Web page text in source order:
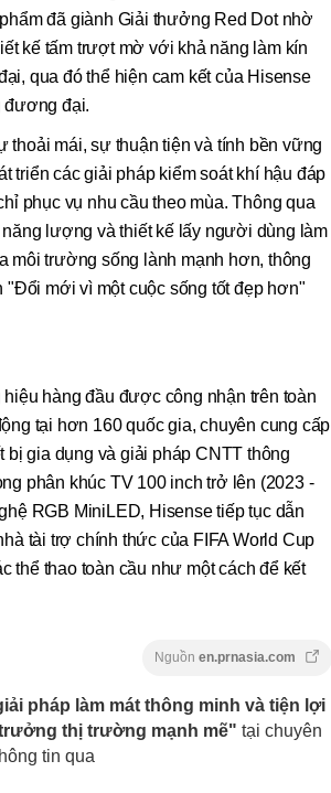
đã giành Giải thưởng Red Dot nhờ
kế tấm trượt mờ với khả năng làm kín
qua đó thể hiện cam kết của Hisense
đương đại.
thoải mái, sự thuận tiện và tính bền vững
triển các giải pháp kiểm soát khí hậu đáp
phục vụ nhu cầu theo mùa. Thông qua
lượng và thiết kế lấy người dùng làm
môi trường sống lành mạnh hơn, thông
mới vì một cuộc sống tốt đẹp hơn"
hàng đầu được công nhận trên toàn
tại hơn 160 quốc gia, chuyên cung cấp
gia dụng và giải pháp CNTT thông
phân khúc TV 100 inch trở lên (2023 -
RGB MiniLED, Hisense tiếp tục dẫn
tài trợ chính thức của FIFA World Cup
thể thao toàn cầu như một cách để kết
Nguồn en.prnasia.com
pháp làm mát thông minh và tiện lợi
thị trường mạnh mẽ" tại chuyên
tin qua